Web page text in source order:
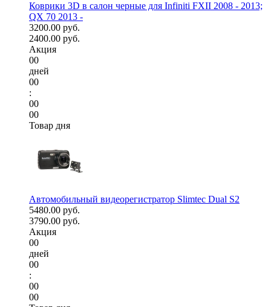
Коврики 3D в салон черные для Infiniti FXII 2008 - 2013;
QX 70 2013 -
3200.00 руб.
2400.00 руб.
Акция
00
дней
00
:
00
00
Товар дня
Автомобильный видеорегистратор Slimtec Dual S2
5480.00 руб.
3790.00 руб.
Акция
00
дней
00
:
00
00